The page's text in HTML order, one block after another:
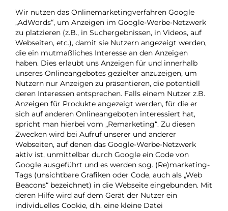
Wir nutzen das Onlinemarketingverfahren Google
„AdWords“, um Anzeigen im Google-Werbe-Netzwerk
zu platzieren (z.B., in Suchergebnissen, in Videos, auf
Webseiten, etc.), damit sie Nutzern angezeigt werden,
die ein mutmaßliches Interesse an den Anzeigen
haben. Dies erlaubt uns Anzeigen für und innerhalb
unseres Onlineangebotes gezielter anzuzeigen, um
Nutzern nur Anzeigen zu präsentieren, die potentiell
deren Interessen entsprechen. Falls einem Nutzer z.B.
Anzeigen für Produkte angezeigt werden, für die er
sich auf anderen Onlineangeboten interessiert hat,
spricht man hierbei vom „Remarketing“. Zu diesen
Zwecken wird bei Aufruf unserer und anderer
Webseiten, auf denen das Google-Werbe-Netzwerk
aktiv ist, unmittelbar durch Google ein Code von
Google ausgeführt und es werden sog. (Re)marketing-
Tags (unsichtbare Grafiken oder Code, auch als „Web
Beacons“ bezeichnet) in die Webseite eingebunden. Mit
deren Hilfe wird auf dem Gerät der Nutzer ein
individuelles Cookie, d.h. eine kleine Datei